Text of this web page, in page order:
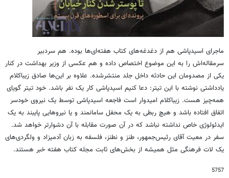
ماجرای اسیدپاشی هم از دغدغه‌های کتاب هفته‌ای‌ها بوده. هم سردبیر
سرمقاله‌اش را به این موضوع اختصاص داده و هم عکسی از وزیر بهداشت در کنار
یکی از مصدومان این حادثه داخل جلد منتشرشده. علاوه بر این‌ها صادق زیباکلام
یادداشتی نوشته با این تیتر: دعا کنیم اسیدپاشی کار یک نفر باشد. خود تیتر گویای
همه‌چیز هست. زیباکلام امیدوار است فاجعه اسیدپاشی توسط یک نیروی خودسر
اتفاق افتاده باشد و هیچ ربطی به یک محفل سامانمند و یا نیروهایی پایبند به یک
ایدئولوژی خاص نداشته نباشد که در آن صورت مقابله با آن دشوارتر خواهد شد.
سفر در معیت آقای رئیس‌جمهور، طنز و نطنز، فلسفه به زبان آدمیزاد و ولگردی‌های
یک لات فرهنگی مثل همیشه از بخش‌های ثابت مجله کتاب هفته خبر هستند.
5757